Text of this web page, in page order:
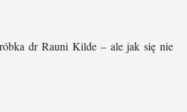
dr Rauni Kilde – ale jak się nie